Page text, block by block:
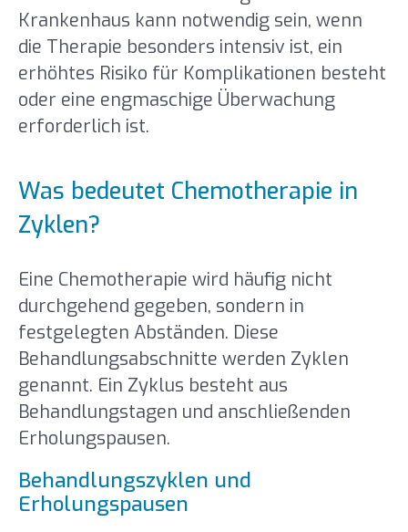
Krankenhaus kann notwendig sein, wenn
die Therapie besonders intensiv ist, ein
erhöhtes Risiko für Komplikationen besteht
oder eine engmaschige Überwachung
erforderlich ist.
Was bedeutet Chemotherapie in
Zyklen?
Eine Chemotherapie wird häufig nicht
durchgehend gegeben, sondern in
festgelegten Abständen. Diese
Behandlungsabschnitte werden Zyklen
genannt. Ein Zyklus besteht aus
Behandlungstagen und anschließenden
Erholungspausen.
Behandlungszyklen und
Erholungspausen